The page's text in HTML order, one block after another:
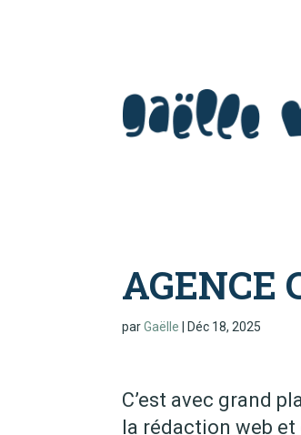
AGENCE
parGaëlle Déc 18, 2025
C’est avec grand
la rédaction web et